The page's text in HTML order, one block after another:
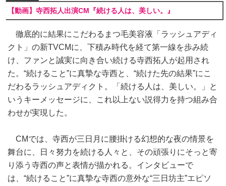
【動画】寺西拓人出演CM『続ける人は、美しい。』
徹底的に結果にこだわるまつ毛美容液「ラッシュアディ
クト」の新TVCMに、下積み時代を経て第一線を歩み続
け、ファンと誠実に向き合い続ける寺西拓人が起用され
た。“続けること”に真摯な寺西と、“続けた先の結果”にこ
だわるラッシュアディクト。「続ける人は、美しい。」と
いうキーメッセージに、これ以上ない説得力を持つ組み合
わせが実現した。
CMでは、寺西が三日月に腰掛ける幻想的な夜の情景を
舞台に、日々努力を続ける人々と、その頑張りにそっと寄
り添う寺西の声と表情が描かれる。インタビューで
は、“続けること”に真摯な寺西の意外な“三日坊主”エピソ